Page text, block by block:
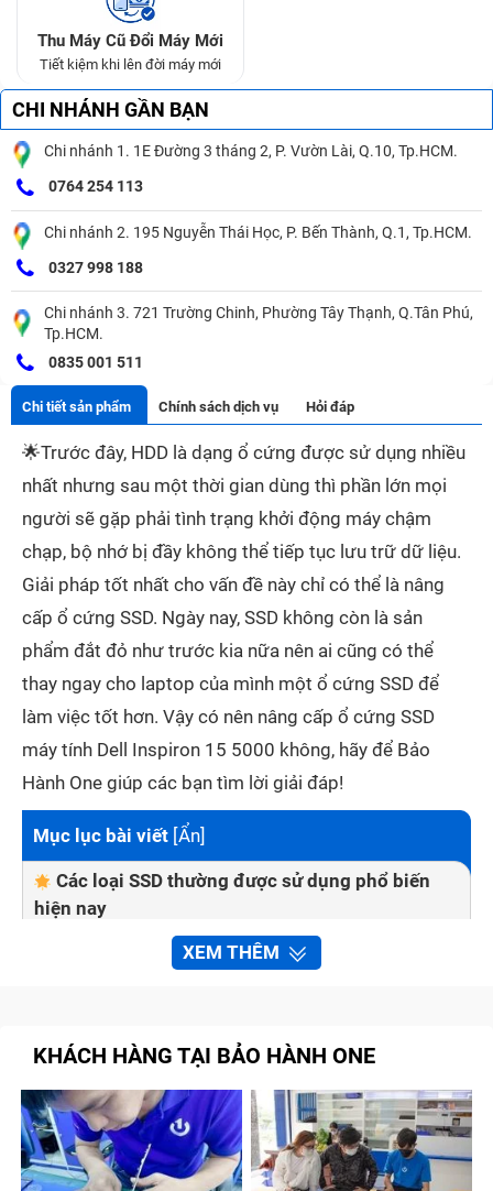
Thu Máy Cũ Đổi Máy Mới
Tiết kiệm khi lên đời máy mới
CHI NHÁNH GẦN BẠN
Chi nhánh 1. 1E Đường 3 tháng 2, P. Vườn Lài, Q.10, Tp.HCM.
0764 254 113
Chi nhánh 2. 195 Nguyễn Thái Học, P. Bến Thành, Q.1, Tp.HCM.
0327 998 188
Chi nhánh 3. 721 Trường Chinh, Phường Tây Thạnh, Q.Tân Phú,
Tp.HCM.
0835 001 511
Chi tiết sản phẩm Chính sách dịch vụ Hỏi đáp
🌟Trước đây, HDD là dạng ổ cứng được sử dụng nhiều
nhất nhưng sau một thời gian dùng thì phần lớn mọi
người sẽ gặp phải tình trạng khởi động máy chậm
chạp, bộ nhớ bị đầy không thể tiếp tục lưu trữ dữ liệu.
Giải pháp tốt nhất cho vấn đề này chỉ có thể là nâng
cấp ổ cứng SSD. Ngày nay, SSD không còn là sản
phẩm đắt đỏ như trước kia nữa nên ai cũng có thể
thay ngay cho laptop của mình một ổ cứng SSD để
làm việc tốt hơn. Vậy có nên nâng cấp ổ cứng SSD
máy tính Dell Inspiron 15 5000 không, hãy để Bảo
Hành One giúp các bạn tìm lời giải đáp!
Mục lục bài viết [Ẩn]
Các loại SSD thường được sử dụng phổ biến
hiện nay
SATA SSD (SATA III)
Dấu hiệu nhận biết cần nâng cấp SSD máy tính
Dell Inspiron 15 5000
Nguyên nhân ổ cứng SSD máy tính Dell
Inspiron 15 5000 bị hỏng?
XEM THÊM
KHÁCH HÀNG TẠI BẢO HÀNH ONE